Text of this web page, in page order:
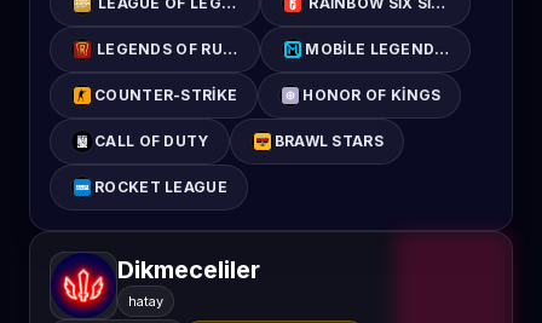
LEGENDS OF RUNETERRA MOBILE LEGENDS: BANG
COUNTER-STRIKE HONOR OF KINGS
CALL OF DUTY BRAWL STARS
ROCKET LEAGUE
Dikmeceliler
hatay